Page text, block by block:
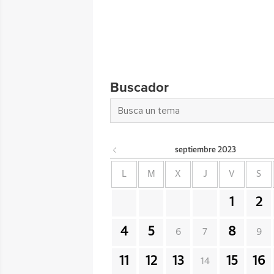
Buscador
septiembre 2023
L M X J V S
1 2
4 5 6 7 8 9
11 12 13 14 15 16